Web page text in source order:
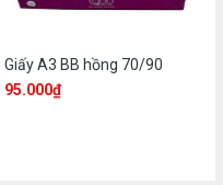
Giấy A3 BB hồng 70/90
95.000₫